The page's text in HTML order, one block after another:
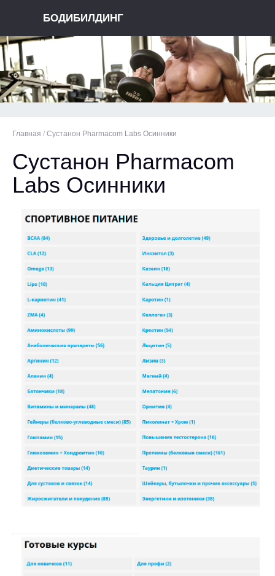
БОДИБИЛДИНГ
Главная / Сустанон Pharmacom Labs Осинники
Сустанон Pharmacom
Labs Осинники